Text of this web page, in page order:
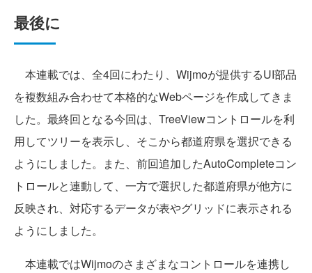
最後に
本連載では、全4回にわたり、Wijmoが提供するUI部品
を複数組み合わせて本格的なWebページを作成してきま
した。最終回となる今回は、TreeViewコントロールを利
用してツリーを表示し、そこから都道府県を選択できる
ようにしました。また、前回追加したAutoCompleteコン
トロールと連動して、一方で選択した都道府県が他方に
反映され、対応するデータが表やグリッドに表示される
ようにしました。
本連載ではWijmoのさまざまなコントロールを連携し